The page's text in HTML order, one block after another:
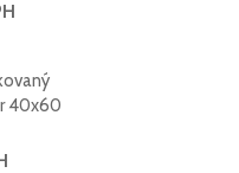
40x60